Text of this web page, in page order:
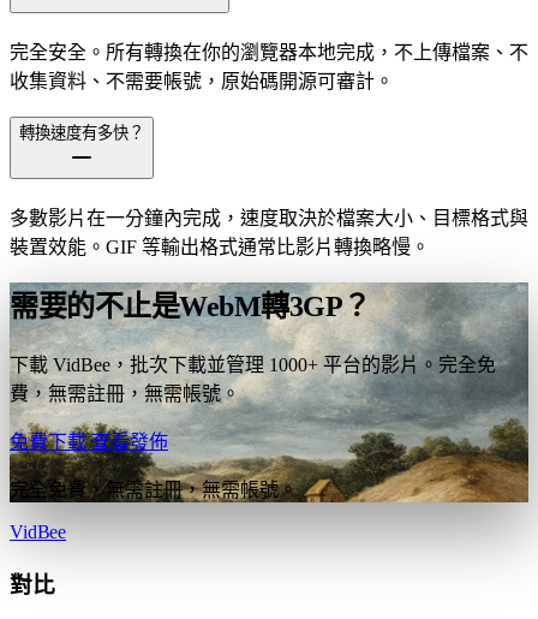
完全安全。所有轉換在你的瀏覽器本地完成，不上傳檔案、不
收集資料、不需要帳號，原始碼開源可審計。
轉換速度有多快？
多數影片在一分鐘內完成，速度取決於檔案大小、目標格式與
裝置效能。GIF 等輸出格式通常比影片轉換略慢。
需要的不止是WebM轉3GP？
下載 VidBee，批次下載並管理 1000+ 平台的影片。完全免
費，無需註冊，無需帳號。
免費下載查看發佈
完全免費，無需註冊，無需帳號。
VidBee
對比